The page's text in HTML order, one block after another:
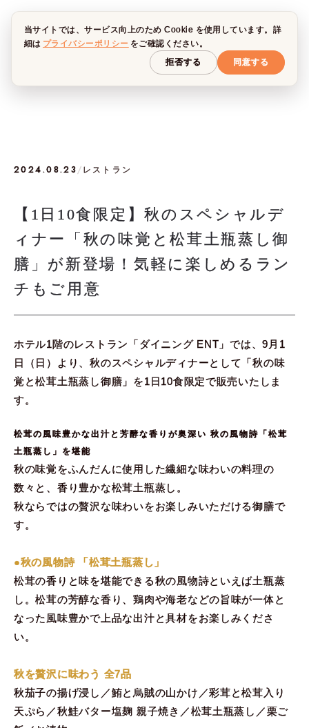
2024.08.23/ レストラン
【1日10食限定】秋のスペシャルデ
ィナー「秋の味覚と松茸土瓶蒸し御
膳」が新登場！気軽に楽しめるラン
チもご用意
ホテル1階のレストラン「ダイニング ENT」では、9月1
日（日）より、秋のスペシャルディナーとして「秋の味
覚と松茸土瓶蒸し御膳」を1日10食限定で販売いたしま
す。
松茸の風味豊かな出汁と芳酵な香りが奥深い 秋の風物詩「松茸
土瓶蒸し」を堪能
秋の味覚をふんだんに使用した繊細な味わいの料理の
数々と、香り豊かな松茸土瓶蒸し。
秋ならではの贅沢な味わいをお楽しみいただける御膳で
す。
●秋の風物詩 「松茸土瓶蒸し」
松茸の香りと味を堪能できる秋の風物詩といえば土瓶蒸
し。松茸の芳醇な香り、鶏肉や海老などの旨味が一体と
なった風味豊かで上品な出汁と具材をお楽しみくださ
い。
秋を贅沢に味わう 全7品
秋茄子の揚げ浸し／鮪と烏賊の山かけ／彩茸と松茸入り
天ぷら／秋鮭バター塩麹 親子焼き／松茸土瓶蒸し／栗ご
当サイトでは、サービス向上のため Cookie を使用しています。詳
細は プライバシーポリシー をご確認ください。
拒否する
同意する